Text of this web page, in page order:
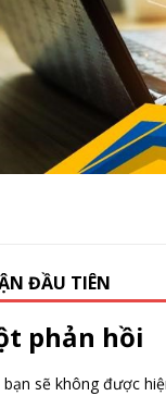
ĐẦU TIÊN
phản hồi
sẽ không được